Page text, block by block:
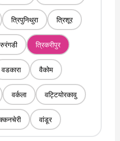
त्रिपुनिथुरा त्रिशूर
त्रिकरीपुर
वडकारा वैकोम
वर्कला वट्टियोरकावु
वांडूर